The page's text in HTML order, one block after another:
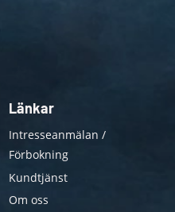
Länkar
Intresseanmälan /
Förbokning
Kundtjänst
Om oss